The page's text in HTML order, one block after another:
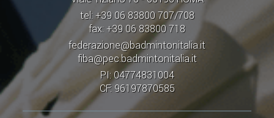
tel: +39 06 83800 707/708
fax: +39 06 83800 718
federazione@badmintonitalia.it
fiba@pec.badmintonitalia.it
PI: 04774831004
CF: 96197870585
CENTRI TECNICI TERRITORIALI
COMMISSIONE ATLETI
TESSERAMENTO
AFFILIAZIONE E TESSERAMENTO